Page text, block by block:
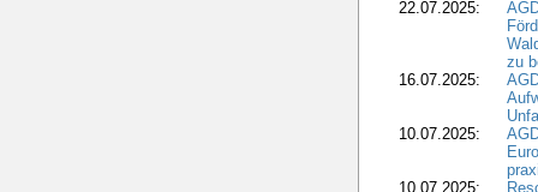
22.07.2025:
zu
16.07.2025:
10.07.2025:
10.07.2025: